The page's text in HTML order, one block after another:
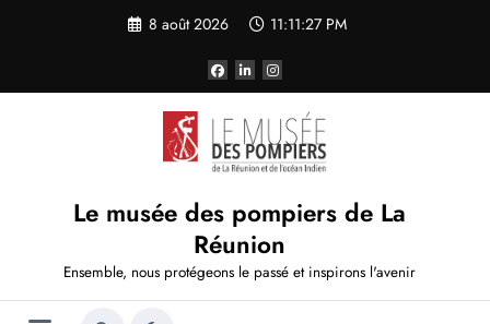
8 août 2026 11:11:27 PM
Le musée des pompiers de La
Réunion
Ensemble, nous protégeons le passé et inspirons l'avenir